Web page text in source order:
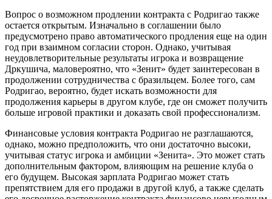
Вопрос о возможном продлении контракта с Родригао также
остается открытым. Изначально в соглашении было
предусмотрено право автоматического продления еще на один
год при взаимном согласии сторон. Однако, учитывая
неудовлетворительные результаты игрока и возвращение
Дркушича, маловероятно, что «Зенит» будет заинтересован в
продолжении сотрудничества с бразильцем. Более того, сам
Родригао, вероятно, будет искать возможности для
продолжения карьеры в другом клубе, где он сможет получить
больше игровой практики и доказать свой профессионализм.
Финансовые условия контракта Родригао не разглашаются,
однако, можно предположить, что они достаточно высоки,
учитывая статус игрока и амбиции «Зенита». Это может стать
дополнительным фактором, влияющим на решение клуба о
его будущем. Высокая зарплата Родригао может стать
препятствием для его продажи в другой клуб, а также сделать